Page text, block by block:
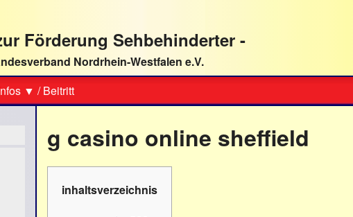
Förderung Sehbehinderter -
Nordrhein-Westfalen e.V.
▼ /Beitritt
g casino online sheffield
inhaltsverzeichnis